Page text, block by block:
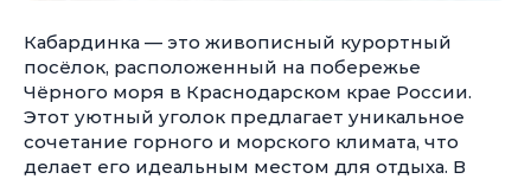
Кабардинка — это живописный курортный
посёлок, расположенный на побережье
Чёрного моря в Краснодарском крае России.
Этот уютный уголок предлагает уникальное
сочетание горного и морского климата, что
делает его идеальным местом для отдыха. В